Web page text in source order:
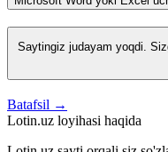
Saytingiz judayam yoqdi.
Batafsil →
Lotin.uz loyihasi haqida